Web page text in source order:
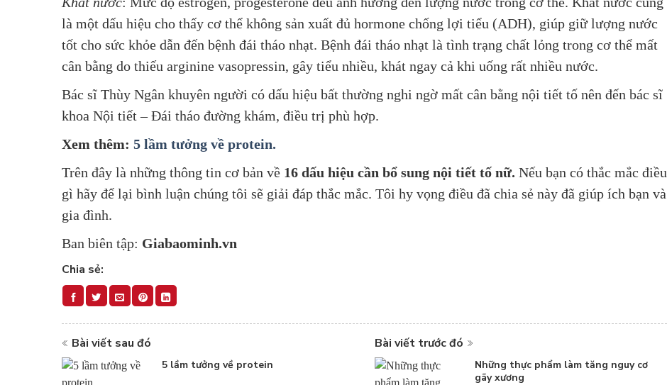
là một dấu hiệu cho thấy cơ thể không sản xuất đủ hormone chống lợi tiểu (ADH), giúp giữ lượng nước
tốt cho sức khỏe dẫn đến bệnh đái tháo nhạt. Bệnh đái tháo nhạt là tình trạng chất lỏng trong cơ thể mất
cân bằng do thiếu arginine vasopressin, gây tiểu nhiều, khát ngay cả khi uống rất nhiều nước.
Bác sĩ Thùy Ngân khuyên người có dấu hiệu bất thường nghi ngờ mất cân bằng nội tiết tố nên đến bác sĩ
khoa Nội tiết – Đái tháo đường khám, điều trị phù hợp.
Xem thêm: 5 lầm tưởng về protein.
Trên đây là những thông tin cơ bản về 16 dấu hiệu cần bổ sung nội tiết tố nữ. Nếu bạn có thắc mắc điều
gì hãy để lại bình luận chúng tôi sẽ giải đáp thắc mắc. Tôi hy vọng điều đã chia sẻ này đã giúp ích bạn và
gia đình.
Ban biên tập: Giabaominh.vn
Chia sẻ:
Bài viết sau đó
5 lầm tưởng về protein
Bài viết trước đó
Những thực phẩm làm tăng nguy cơ
gãy xương